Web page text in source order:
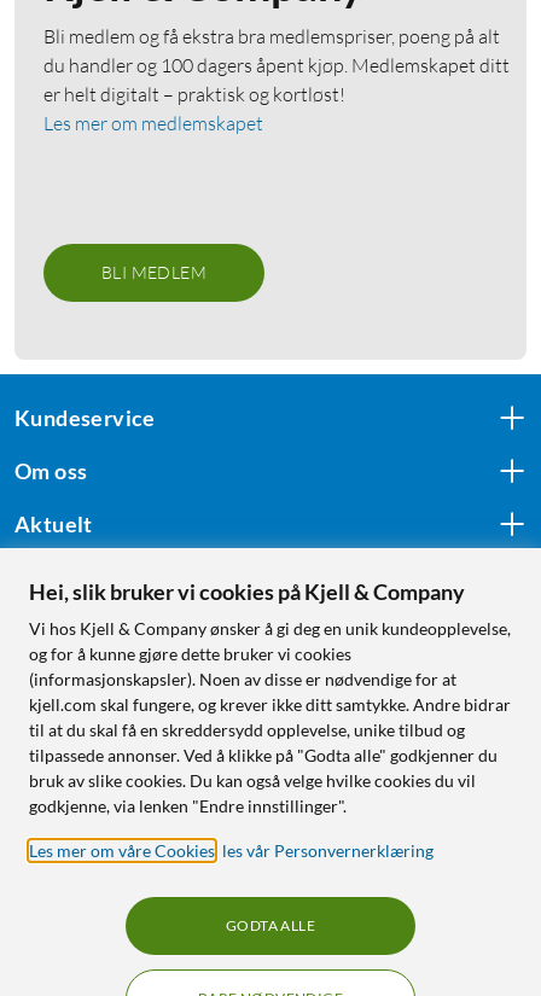
Bli medlem og få ekstra bra medlemspriser, poeng på alt
du handler og 100 dagers åpent kjøp. Medlemskapet ditt
er helt digitalt – praktisk og kortløst!
Les mer om medlemskapet
BLI MEDLEM
Kundeservice
Om oss
Aktuelt
Følg oss
Handle fra:
Sverige
Norge
Hei, slik bruker vi cookies på Kjell & Company
Vi hos Kjell & Company ønsker å gi deg en unik kundeopplevelse,
og for å kunne gjøre dette bruker vi cookies
(informasjonskapsler). Noen av disse er nødvendige for at
kjell.com skal fungere, og krever ikke ditt samtykke. Andre bidrar
til at du skal få en skreddersydd opplevelse, unike tilbud og
tilpassede annonser. Ved å klikke på "Godta alle" godkjenner du
bruk av slike cookies. Du kan også velge hvilke cookies du vil
godkjenne, via lenken "Endre innstillinger".
Les mer om våre Cookies les vår Personvernerklæring
GODTA ALLE